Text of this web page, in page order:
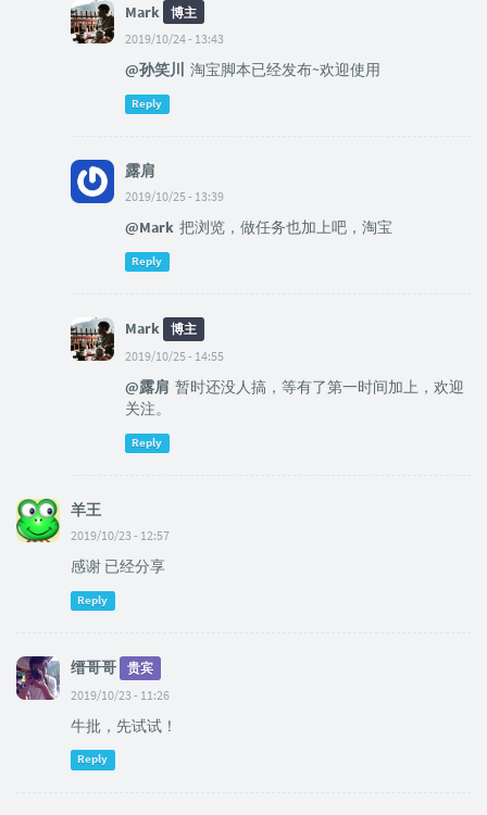
Mark
博主
2019/10/24 - 13:43
@孙笑川 淘宝脚本已经发布~欢迎使用
Reply
露肩
2019/10/25 - 13:39
@Mark 把浏览，做任务也加上吧，淘宝
Reply
Mark
博主
2019/10/25 - 14:55
@露肩 暂时还没人搞，等有了第一时间加上，欢迎
关注。
Reply
羊王
2019/10/23 - 12:57
感谢 已经分享
Reply
缙哥哥
贵宾
2019/10/23 - 11:26
牛批，先试试！
Reply